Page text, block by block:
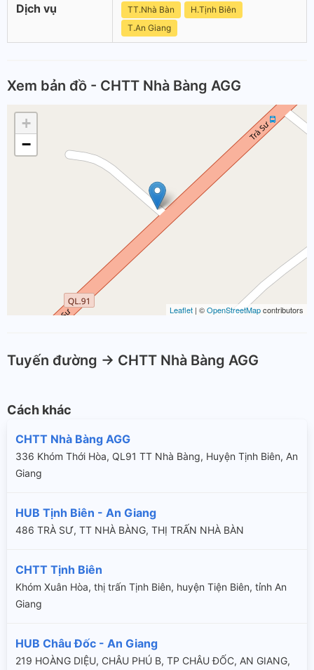
Dịch vụ TT.Nhà Bàn
H.Tịnh Biên
T.An Giang
Xem bản đồ - CHTT Nhà Bàng AGG
+
−
Leaflet | ©OpenStreetMapcontributors
Tuyến đường -> CHTT Nhà Bàng AGG
Cách khác
CHTT Nhà Bàng AGG
336 Khóm Thới Hòa, QL91 TT Nhà Bàng, Huyện Tịnh Biên, An
Giang
HUB Tịnh Biên - An Giang
486 TRÀ SƯ, TT NHÀ BÀNG, THỊ TRẤN NHÀ BÀN
CHTT Tịnh Biên
Khóm Xuân Hòa, thị trấn Tịnh Biên, huyện Tiện Biên, tỉnh An
Giang
HUB Châu Đốc - An Giang
219 HOÀNG DIỆU, CHÂU PHÚ B, TP CHÂU ĐỐC, AN GIANG,